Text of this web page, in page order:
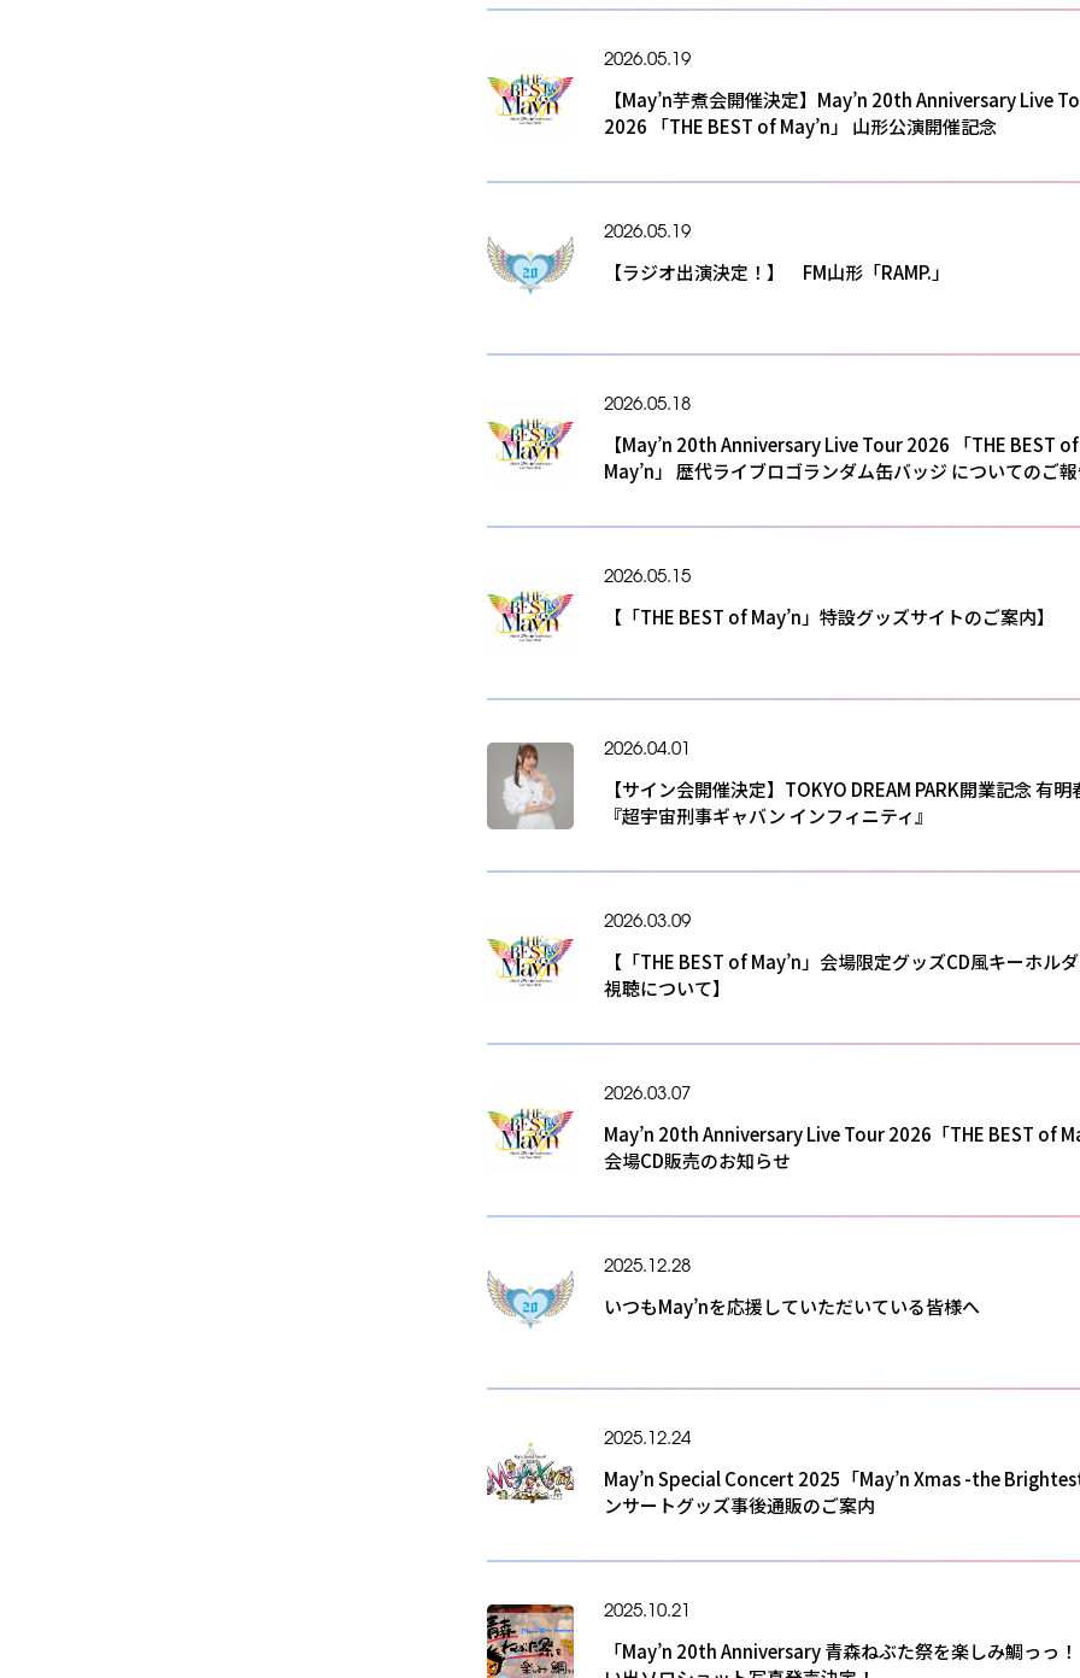
2026.05.19
【May’n芋煮会開催決定】May’n 20th Anniversary Live
2026 「THE BEST of May’n」 山形公演開催記念
2026.05.19
【ラジオ出演決定！】 FM山形「RAMP.」
2026.05.18
【May’n 20th Anniversary Live Tour 2026 「THE BEST of
May’n」 歴代ライブロゴランダム缶バッジ についてのご報
2026.05.15
【「THE BEST of May’n」特設グッズサイトのご案内】
2026.04.01
【サイン会開催決定】TOKYO DREAM PARK開業記念 有明
『超宇宙刑事ギャバン インフィニティ』
2026.03.09
【「THE BEST of May’n」会場限定グッズCD風キーホル
視聴について】
2026.03.07
May’n 20th Anniversary Live Tour 2026「THE BEST of
会場CD販売のお知らせ
2025.12.28
いつもMay’nを応援していただいている皆様へ
2025.12.24
May’n Special Concert 2025「May’n Xmas -the
ンサートグッズ事後通販のご案内
2025.10.21
「May’n 20th Anniversary 青森ねぶた祭を楽しみ鯛っっ